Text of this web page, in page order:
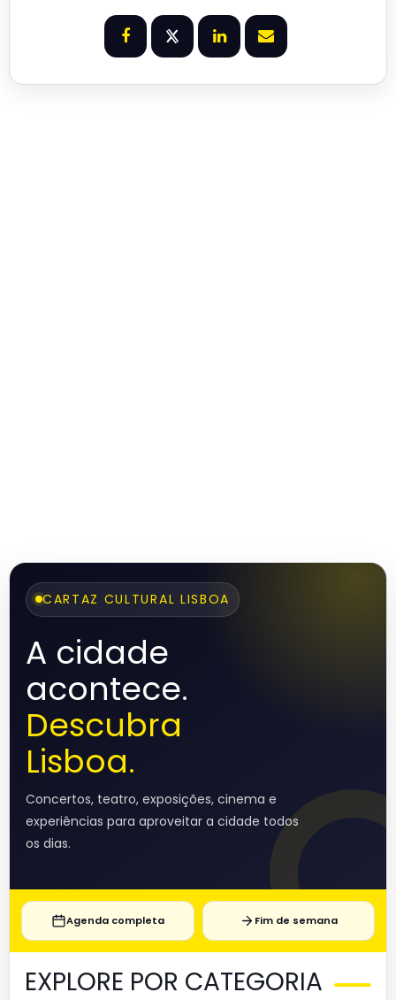
CARTAZ CULTURAL LISBOA
A cidade
acontece.
Descubra
Lisboa.
Concertos, teatro, exposições, cinema e
experiências para aproveitar a cidade todos
os dias.
Agenda completa Fim de semana
EXPLORE POR CATEGORIA